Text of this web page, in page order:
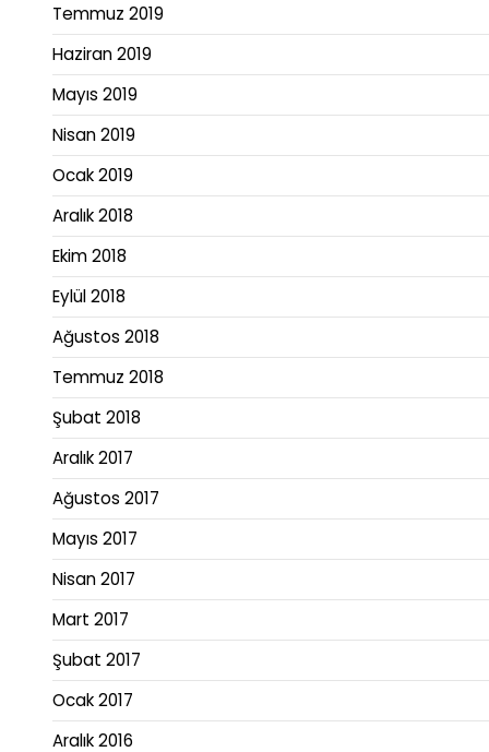
Temmuz 2019
Haziran 2019
Mayıs 2019
Nisan 2019
Ocak 2019
Aralık 2018
Ekim 2018
Eylül 2018
Ağustos 2018
Temmuz 2018
Şubat 2018
Aralık 2017
Ağustos 2017
Mayıs 2017
Nisan 2017
Mart 2017
Şubat 2017
Ocak 2017
Aralık 2016